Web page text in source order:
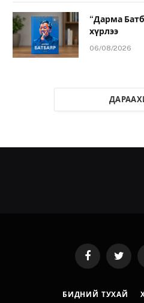
“Дарма
хүрлээ
06/08/2026
FacebookTwitter
БИДНИЙ ТУХАЙ